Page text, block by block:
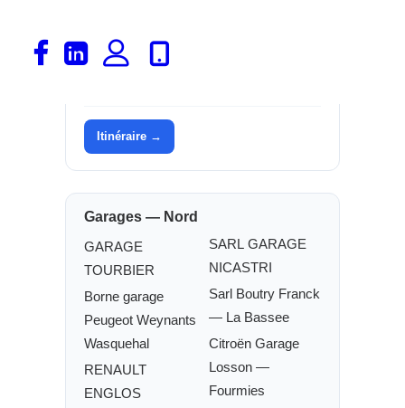
Département
Itinéraire →
Garages — Nord
GARAGE
TOURBIER
Borne garage
Peugeot Weynants
Wasquehal
RENAULT
ENGLOS
SARL GARAGE
NICASTRI
Sarl Boutry Franck
— La Bassee
Citroën Garage
Losson —
Fourmies